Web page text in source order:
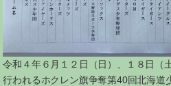
令和４年６月１２日（日）、１８日（
行われるホクレン旗争奪第40回北海道